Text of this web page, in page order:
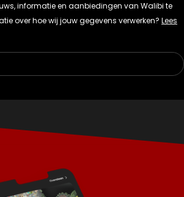
informatie en aanbiedingen van Walibi te
over hoe wij jouw gegevens verwerken? Lees